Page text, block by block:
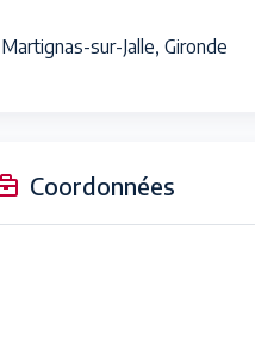
Martignas-sur-Jalle, Gironde
Coordonnées